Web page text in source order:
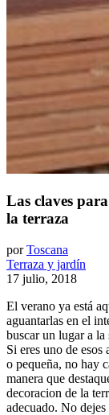
Las claves
la terraza
porToscana
Terraza y jardín
17 julio, 2018
El verano ya está
aguantarlas en el
buscar un lugar a la
Si eres uno de esos
o pequeña, no hay
manera que
decoracion de la
adecuado. No dejes